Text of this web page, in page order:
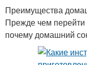
Преимущества
Прежде чем перейти
почему домашний